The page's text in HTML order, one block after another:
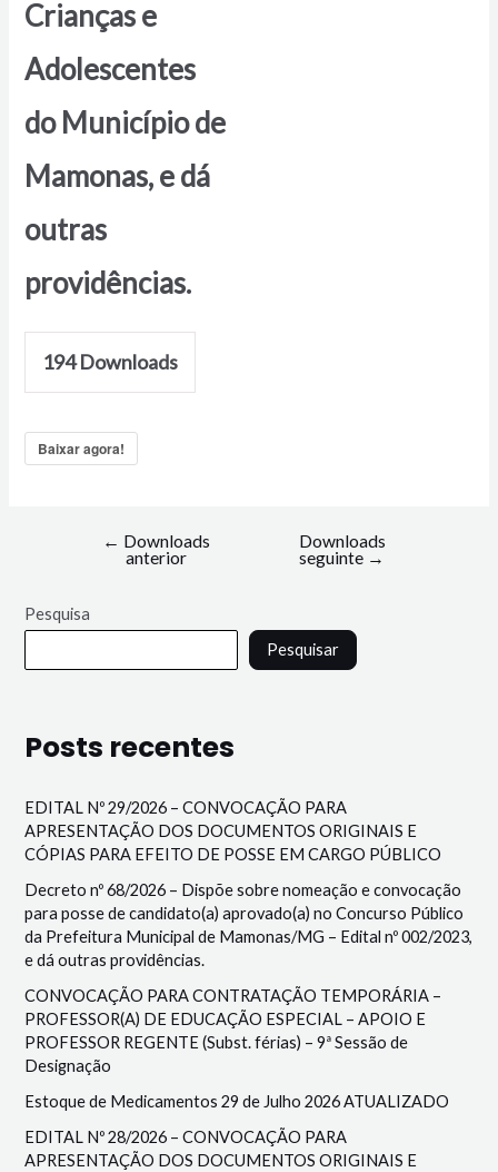
Crianças e
Adolescentes
do Município de
Mamonas, e dá
outras
providências.
194Downloads
Baixar agora!
← Downloads
anterior
Downloads
seguinte →
Pesquisa
Pesquisar
Posts recentes
EDITAL Nº 29/2026 – CONVOCAÇÃO PARA
APRESENTAÇÃO DOS DOCUMENTOS ORIGINAIS E
CÓPIAS PARA EFEITO DE POSSE EM CARGO PÚBLICO
Decreto nº 68/2026 – Dispõe sobre nomeação e convocação
para posse de candidato(a) aprovado(a) no Concurso Público
da Prefeitura Municipal de Mamonas/MG – Edital nº 002/2023,
e dá outras providências.
CONVOCAÇÃO PARA CONTRATAÇÃO TEMPORÁRIA –
PROFESSOR(A) DE EDUCAÇÃO ESPECIAL – APOIO E
PROFESSOR REGENTE (Subst. férias) – 9ª Sessão de
Designação
Estoque de Medicamentos 29 de Julho 2026 ATUALIZADO
EDITAL Nº 28/2026 – CONVOCAÇÃO PARA
APRESENTAÇÃO DOS DOCUMENTOS ORIGINAIS E